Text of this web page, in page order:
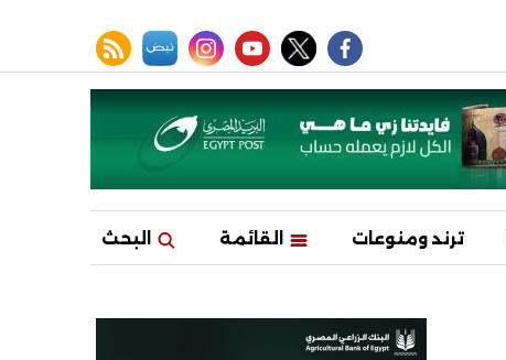
facebook
twitter
youtube
instagram
نبض rss feed
ترند ومنوعات القائمة البحث